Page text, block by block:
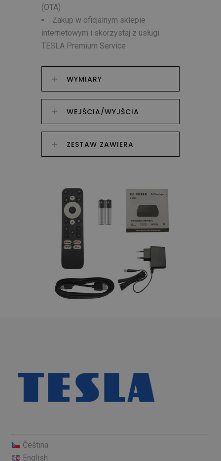
(OTA)
Zakup w oficjalnym sklepie
internetowym i skorzystaj z usługi
TESLA Premium Service
WYMIARY
WEJŚCIA/WYJŚCIA
ZESTAW ZAWIERA
Čeština
English